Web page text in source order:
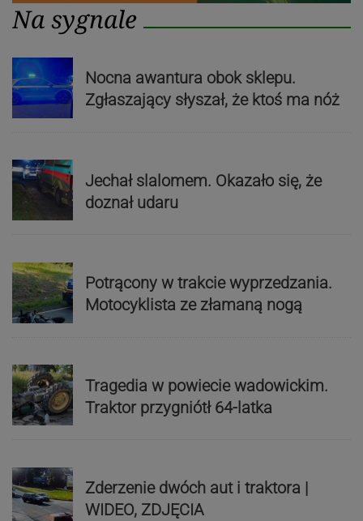
Na sygnale
Nocna awantura obok sklepu.
Zgłaszający słyszał, że ktoś ma nóż
Jechał slalomem. Okazało się, że
doznał udaru
Potrącony w trakcie wyprzedzania.
Motocyklista ze złamaną nogą
Tragedia w powiecie wadowickim.
Traktor przygniótł 64-latka
Zderzenie dwóch aut i traktora |
WIDEO, ZDJĘCIA